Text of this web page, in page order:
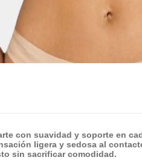
con suavidad y soporte en
ligera y sedosa al
sin sacrificar comodidad.
Calza Antiroce
Cubre
Delgado